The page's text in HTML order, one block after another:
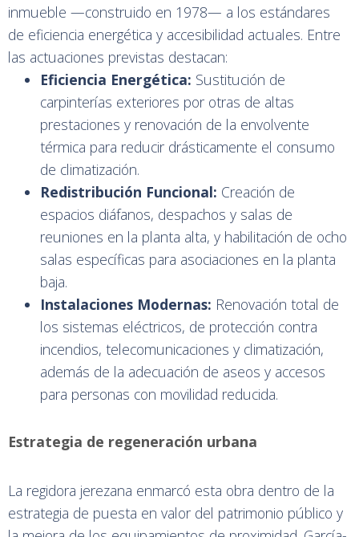
inmueble —construido en 1978— a los estándares
de eficiencia energética y accesibilidad actuales. Entre
las actuaciones previstas destacan:
Eficiencia Energética: Sustitución de
carpinterías exteriores por otras de altas
prestaciones y renovación de la envolvente
térmica para reducir drásticamente el consumo
de climatización.
Redistribución Funcional: Creación de
espacios diáfanos, despachos y salas de
reuniones en la planta alta, y habilitación de ocho
salas específicas para asociaciones en la planta
baja.
Instalaciones Modernas: Renovación total de
los sistemas eléctricos, de protección contra
incendios, telecomunicaciones y climatización,
además de la adecuación de aseos y accesos
para personas con movilidad reducida.
Estrategia de regeneración urbana
La regidora jerezana enmarcó esta obra dentro de la
estrategia de puesta en valor del patrimonio público y